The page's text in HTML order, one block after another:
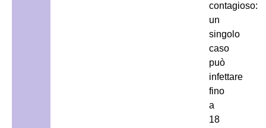
contagioso:
un
singolo
caso
può
infettare
fino
a
18